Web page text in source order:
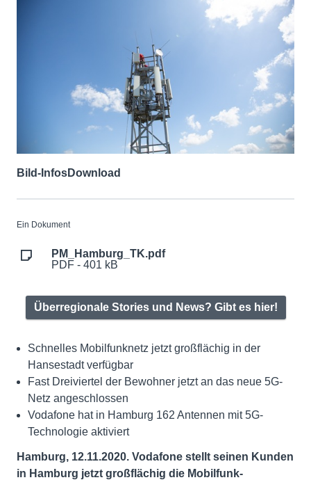
Bild-InfosDownload
Ein Dokument
PM_Hamburg_TK.pdf
PDF - 401 kB
Überregionale Stories und News? Gibt es hier!
Schnelles Mobilfunknetz jetzt großflächig in der
Hansestadt verfügbar
Fast Dreiviertel der Bewohner jetzt an das neue 5G-
Netz angeschlossen
Vodafone hat in Hamburg 162 Antennen mit 5G-
Technologie aktiviert
Hamburg, 12.11.2020. Vodafone stellt seinen Kunden
in Hamburg jetzt großflächig die Mobilfunk-